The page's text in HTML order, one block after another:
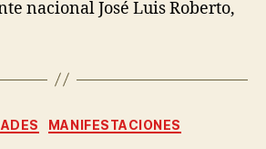
nacional José Luis Roberto,
MANIFESTACIONES